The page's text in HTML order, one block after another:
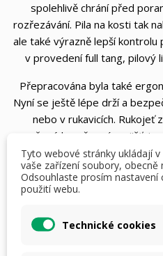
spolehlivě chrání před
rozřezávání. Pila na kosti tak
ale také výrazně lepší kontrolu
v provedení full tang, pilový
Přepracována byla také
Nyní se ještě lépe drží a
nebo v rukavicích. Rukojeť
oranžové barvě navíc
rychle najít i v hustém listí
Dodává se s černým
S novou pilkou na kosti PUMA
vás zaujme nejen robustními
Tyto webové stránky ukládají
vaše zařízení soubory, obecně
Odsouhlaste prosím
použití webu.
Technické cookies